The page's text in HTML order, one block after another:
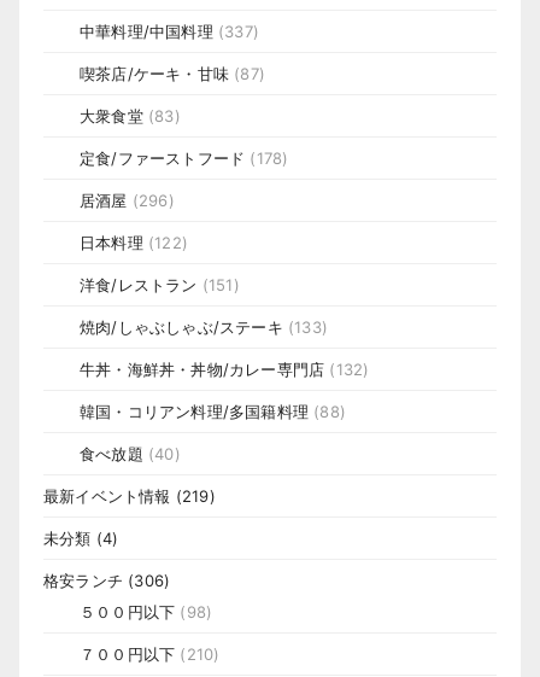
中華料理/中国料理 (337)
喫茶店/ケーキ・甘味 (87)
大衆食堂(83)
定食/ファーストフード (178)
居酒屋 (296)
日本料理 (122)
洋食/レストラン (151)
焼肉/しゃぶしゃぶ/ステーキ (133)
牛丼・海鮮丼・丼物/カレー専門店 (132)
韓国・コリアン料理/多国籍料理 (88)
食べ放題 (40)
最新イベント情報 (219)
未分類 (4)
格安ランチ (306)
５００円以下 (98)
７００円以下 (210)